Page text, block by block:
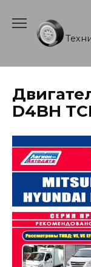
содержанию
D4BH